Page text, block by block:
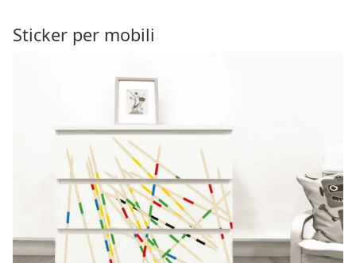
Sticker per mobili